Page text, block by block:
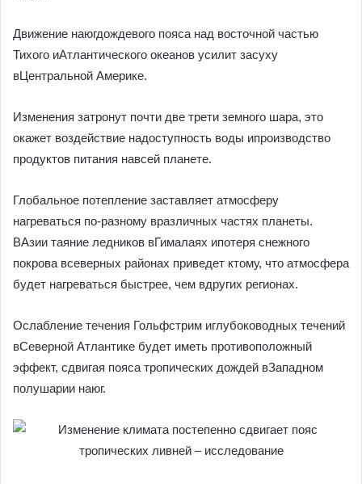
Движение наюгдождевого пояса над восточной частью
Тихого иАтлантического океанов усилит засуху
вЦентральной Америке.
Изменения затронут почти две трети земного шара, это
окажет воздействие надоступность воды ипроизводство
продуктов питания навсей планете.
Глобальное потепление заставляет атмосферу
нагреваться по-разному вразличных частях планеты.
ВАзии таяние ледников вГималаях ипотеря снежного
покрова всеверных районах приведет ктому, что атмосфера
будет нагреваться быстрее, чем вдругих регионах.
Ослабление течения Гольфстрим иглубоководных течений
вСеверной Атлантике будет иметь противоположный
эффект, сдвигая пояса тропических дождей вЗападном
полушарии наюг.